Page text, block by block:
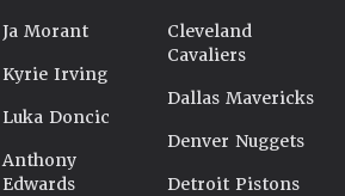
Ja Morant
Kyrie Irving
Luka Doncic
Anthony
Edwards
Cleveland
Cavaliers
Dallas Mavericks
Denver Nuggets
Detroit Pistons